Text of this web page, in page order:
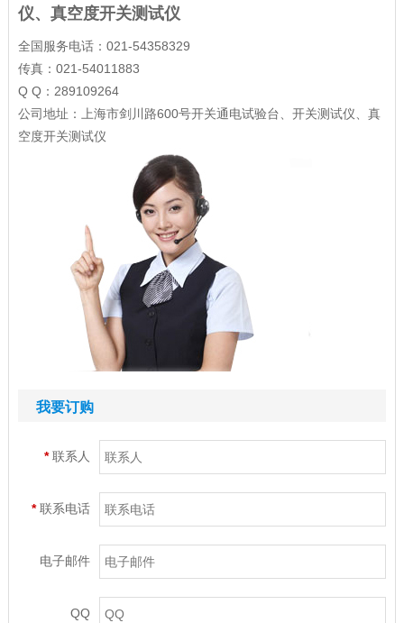
仪、真空度开关测试仪
全国服务电话：021-54358329
传真：021-54011883
Q Q：289109264
公司地址：上海市剑川路600号开关通电试验台、开关测试仪、真
空度开关测试仪
我要订购
*联系人
*联系电话
电子邮件
QQ